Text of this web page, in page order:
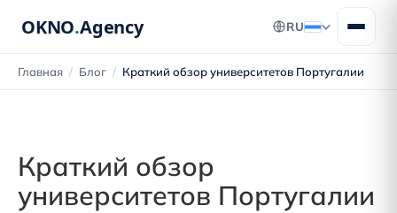
OKNO.Agency RU
Главная / Блог / Краткий обзор университетов Португалии
ВНЖ, ПМЖ и гражданства
Краткий обзор
университетов Португалии